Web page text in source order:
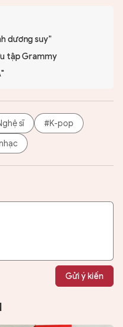
dương suy”
tập Grammy
sĩ
#K-pop
Gửi ý kiến